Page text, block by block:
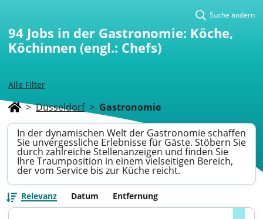
Alle Filter
Suche ändern
94 Jobs in der Gastronomie: Köche,
Köchinnen (engl.: Chefs)
> Düsseldorf > Gastronomie
In der dynamischen Welt der Gastronomie schaffen
Sie unvergessliche Erlebnisse für Gäste. Stöbern Sie
durch zahlreiche Stellenanzeigen und finden Sie
Ihre Traumposition in einem vielseitigen Bereich,
der vom Service bis zur Küche reicht.
Relevanz Datum Entfernung